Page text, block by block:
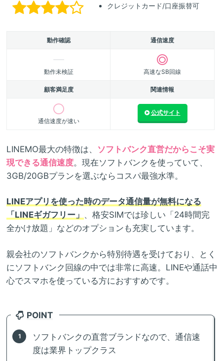
クレジットカード/口座振替可
動作確認 通信速度
動作未検証 高速なSB回線
顧客満足度 関連情報
通信速度が速い
公式サイト
LINEMO最大の特徴は、 ソフトバンク直営だからこそ実
現できる通信速度。現在ソフトバンクを使っていて、
3GB/20GBプランを選ぶならコスパ最強水準。
LINEアプリを使った時のデータ通信量が無料になる
「LINEギガフリー」 、格安SIMでは珍しい「24時間完
全かけ放題」などのオプションも充実しています。
親会社のソフトバンクから特別待遇を受けており、とく
にソフトバンク回線の中では非常に高速。LINEや通話中
心でスマホを使っている方におすすめです。
POINT
ソフトバンクの直営ブランドなので、通信速
度は業界トップクラス